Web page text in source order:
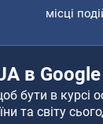
місці
в
бути в курсі
та світу